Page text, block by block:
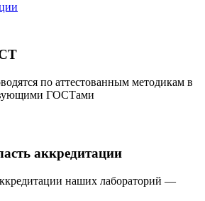
по аттестованным методикам в
ГОСТами
аккредитации
наших лабораторий —